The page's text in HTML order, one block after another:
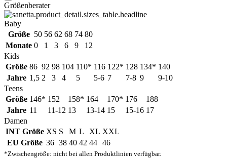
Größenberater
Baby
Größe 50 56 62 68 74 80
Monate 0 1 3 6 9
12
Kids
Größe 86 92 98 104 110* 116 122* 128 134* 140
Jahre 1,5 2 3 4 5 5-6 7 7-8 9
9-10
Teens
Größe 146* 152 158* 164 170* 176
188
Jahre 11 11-12 13 13-14 15 15-16 17
Damen
INT Größe XS S M L XL XXL
EU Größe 36 38 40 42 44 46
*Zwischengröße: nicht bei allen Produktlinien verfügbar.